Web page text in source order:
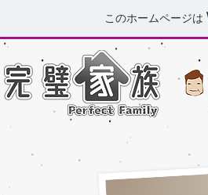
このホームページは